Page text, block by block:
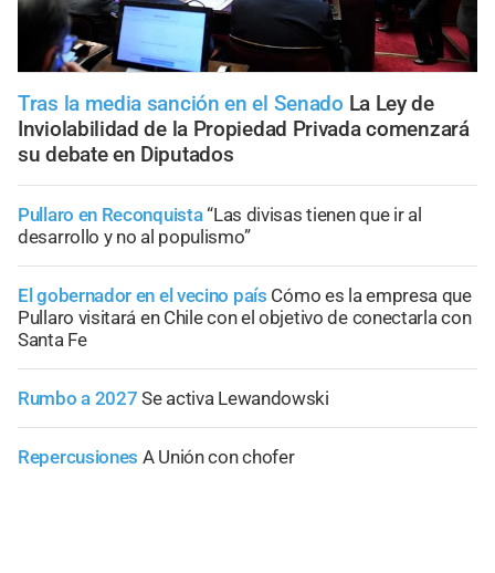
Tras la media sanción en el Senado La Ley de
Inviolabilidad de la Propiedad Privada comenzará
su debate en Diputados
Pullaro en Reconquista“Las divisas tienen que ir al
desarrollo y no al populismo”
El gobernador en el vecino país Cómo es la empresa que
Pullaro visitará en Chile con el objetivo de conectarla con
Santa Fe
Rumbo a 2027 Se activa Lewandowski
Repercusiones A Unión con chofer